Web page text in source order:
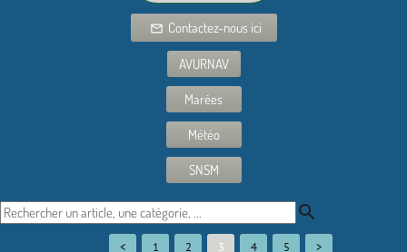
mail_outline Contactez-nous ici
AVURNAV
Marées
Météo
SNSM
search
< 1 2 3 4 5 >